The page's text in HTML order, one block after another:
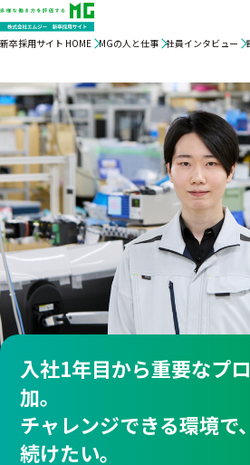
新卒採用サイト HOME MGの人と仕事 社員インタビュー
入社1年目から重要なプ
加。
チャレンジできる環境で
続けたい。